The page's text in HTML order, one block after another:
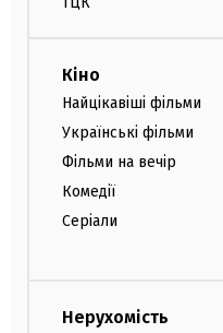
Кіно
Найцікавіші фільми
Українські фільми
Фільми на вечір
Комедії
Серіали
Нерухомість